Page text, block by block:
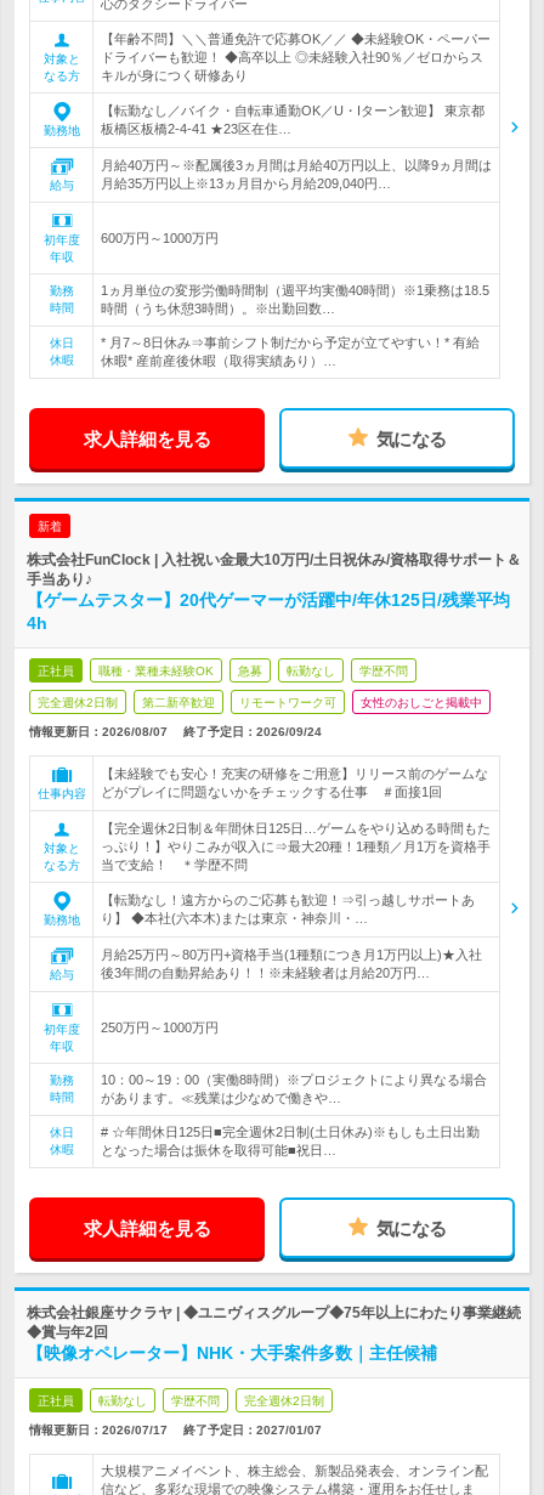
心のタクシードライバー
対象と
なる方
【年齢不問】＼＼普通免許で応募OK／／ ◆未経験OK・ペーパー
ドライバーも歓迎！ ◆高卒以上 ◎未経験入社90％／ゼロからス
キルが身につく研修あり
勤務地
【転勤なし／バイク・自転車通勤OK／U・Iターン歓迎】 東京都
板橋区板橋2‐4‐41 ★23区在住…
給与
月給40万円～※配属後3ヵ月間は月給40万円以上、以降9ヵ月間は
月給35万円以上※13ヵ月目から月給209,040円…
初年度
年収
600万円～1000万円
勤務
時間
1ヵ月単位の変形労働時間制（週平均実働40時間）※1乗務は18.5
時間（うち休憩3時間）。※出勤回数…
休日
休暇
* 月7～8日休み⇒事前シフト制だから予定が立てやすい！* 有給
休暇* 産前産後休暇（取得実績あり）…
求人詳細を見る 気になる
新着
株式会社FunClock | 入社祝い金最大10万円/土日祝休み/資格取得サポート＆
手当あり♪
【ゲームテスター】20代ゲーマーが活躍中/年休125日/残業平均
4h
正社員 職種・業種未経験OK 急募 転勤なし 学歴不問
完全週休2日制 第二新卒歓迎 リモートワーク可 女性のおしごと掲載中
情報更新日：2026/08/07 終了予定日： 2026/09/24
仕事内容
【未経験でも安心！充実の研修をご用意】リリース前のゲームな
どがプレイに問題ないかをチェックする仕事 ＃面接1回
対象と
なる方
【完全週休2日制＆年間休日125日…ゲームをやり込める時間もた
っぷり！】やりこみが収入に⇒最大20種！1種類／月1万を資格手
当で支給！ ＊学歴不問
勤務地
【転勤なし！遠方からのご応募も歓迎！⇒引っ越しサポートあ
り】 ◆本社(六本木)または東京・神奈川・…
給与
月給25万円～80万円+資格手当(1種類につき月1万円以上)★入社
後3年間の自動昇給あり！！※未経験者は月給20万円…
初年度
年収
250万円～1000万円
勤務
時間
10：00～19：00（実働8時間）※プロジェクトにより異なる場合
があります。≪残業は少なめで働きや…
休日
休暇
# ☆年間休日125日■完全週休2日制(土日休み)※もしも土日出勤
となった場合は振休を取得可能■祝日…
求人詳細を見る 気になる
株式会社銀座サクラヤ | ◆ユニヴィスグループ◆75年以上にわたり事業継続
◆賞与年2回
【映像オペレーター】NHK・大手案件多数｜主任候補
正社員 転勤なし 学歴不問 完全週休2日制
情報更新日：2026/07/17 終了予定日： 2027/01/07
大規模アニメイベント、株主総会、新製品発表会、オンライン配
信など、多彩な現場での映像システム構築・運用をお任せしま